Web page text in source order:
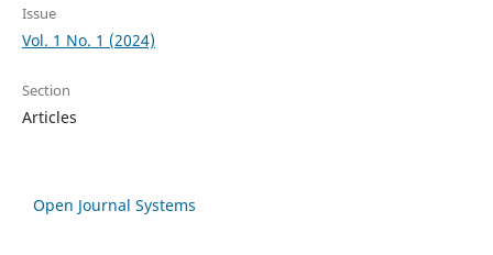
Issue
Vol. 1 No. 1 (2024)
Section
Articles
Open Journal Systems